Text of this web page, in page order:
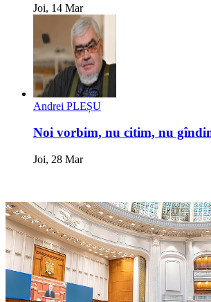
Joi, 14 Mar
Andrei PLEȘU
Noi vorbim, nu citim, nu
Joi, 28 Mar